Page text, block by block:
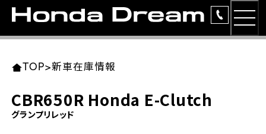
ラインアップ
TOP>新車在庫情報
CBR650R Honda E-Clutch
グランプリレッド
東北エリア 店舗一覧
岩手県
関東エリア 店舗一覧
東京都
中部エリア 店舗一覧
愛知県
近畿エリア 店舗一覧
大阪府
中国・四国エリア 店舗一覧
岡山県
九州エリア 店舗一覧
福岡県